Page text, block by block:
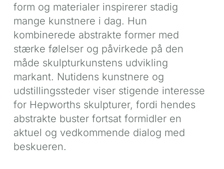
form og materialer inspirerer stadig
mange kunstnere i dag. Hun
kombinerede abstrakte former med
stærke følelser og påvirkede på den
måde skulpturkunstens udvikling
markant. Nutidens kunstnere og
udstillingssteder viser stigende interesse
for Hepworths skulpturer, fordi hendes
abstrakte buster fortsat formidler en
aktuel og vedkommende dialog med
beskueren.